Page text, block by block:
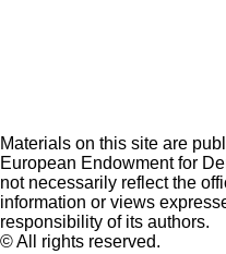
Materials on this site are
European Endowment for
not necessarily reflect the
information or views
responsibility of its authors.
© All rights reserved.